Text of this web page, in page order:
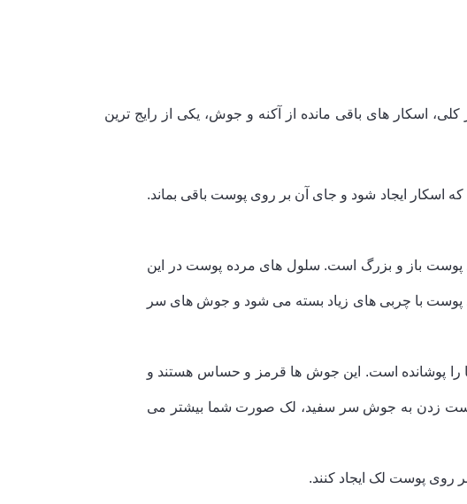
اسکار های باقی مانده از آکنه و جوش، یکی از رایج ترین
اسکار ایجاد شود و جای آن بر روی پوست باقی بماند.
باز و بزرگ است. سلول های مرده پوست در این
پوست با چربی های زیاد بسته می شود و جوش های سر
پوشانده است. این جوش ها قرمز و حساس هستند و
دست زدن به جوش سر سفید، لک صورت شما بیشتر می
روی پوست لک ایجاد کنند.